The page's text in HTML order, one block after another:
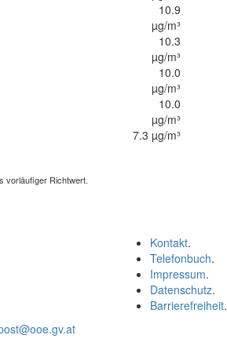
10.9
µg/m³
10.3
µg/m³
10.0
µg/m³
10.0
µg/m³
7.3 µg/m³
vorläufiger Richtwert.
Kontakt.
Telefonbuch.
Impressum.
Datenschutz.
Barrierefreiheit.